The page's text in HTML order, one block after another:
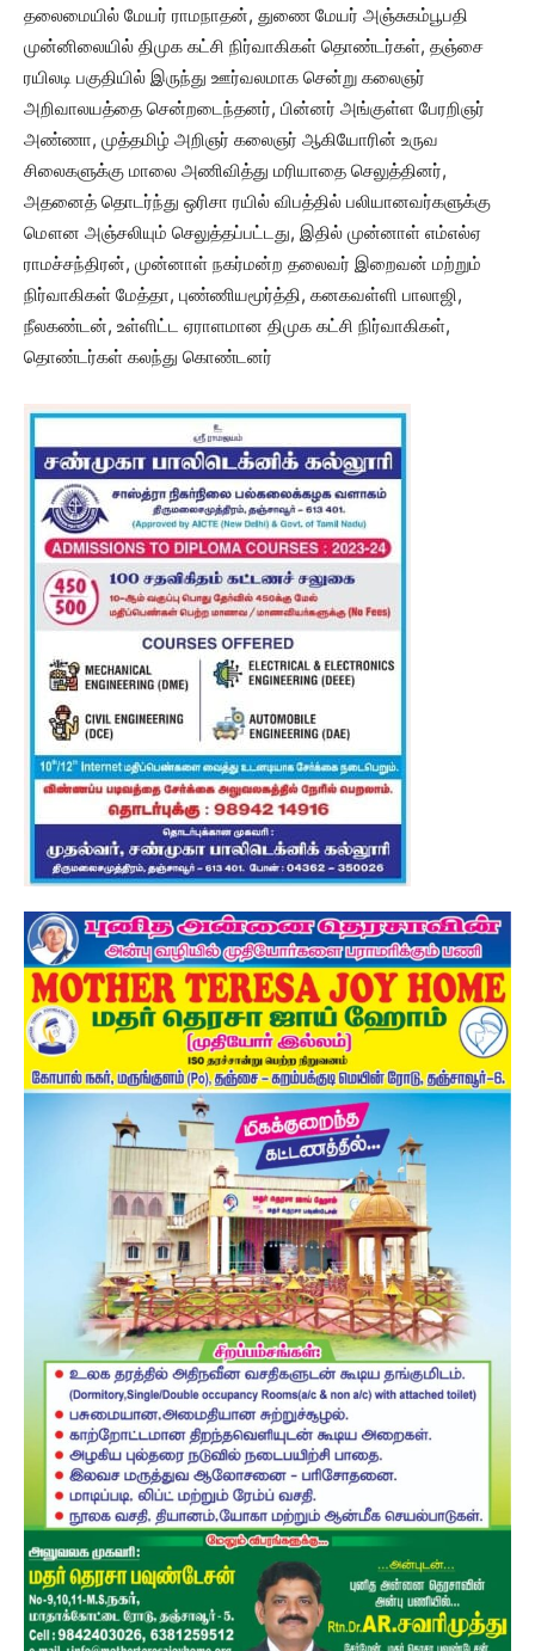
தலைமையில் மேயர் ராமநாதன், துணை மேயர் அஞ்சுகம்பூபதி
முன்னிலையில் திமுக கட்சி நிர்வாகிகள் தொண்டர்கள், தஞ்சை
ரயிலடி பகுதியில் இருந்து ஊர்வலமாக சென்று கலைஞர்
அறிவாலயத்தை சென்றடைந்தனர், பின்னர் அங்குள்ள பேரறிஞர்
அண்ணா, முத்தமிழ் அறிஞர் கலைஞர் ஆகியோரின் உருவ
சிலைகளுக்கு மாலை அணிவித்து மரியாதை செலுத்தினர்,
அதனைத் தொடர்ந்து ஒரிசா ரயில் விபத்தில் பலியானவர்களுக்கு
மௌன அஞ்சலியும் செலுத்தப்பட்டது, இதில் முன்னாள் எம்எல்ஏ
ராமச்சந்திரன், முன்னாள் நகர்மன்ற தலைவர் இறைவன் மற்றும்
நிர்வாகிகள் மேத்தா, புண்ணியமூர்த்தி, கனகவள்ளி பாலாஜி,
நீலகண்டன், உள்ளிட்ட ஏராளமான திமுக கட்சி நிர்வாகிகள்,
தொண்டர்கள் கலந்து கொண்டனர்